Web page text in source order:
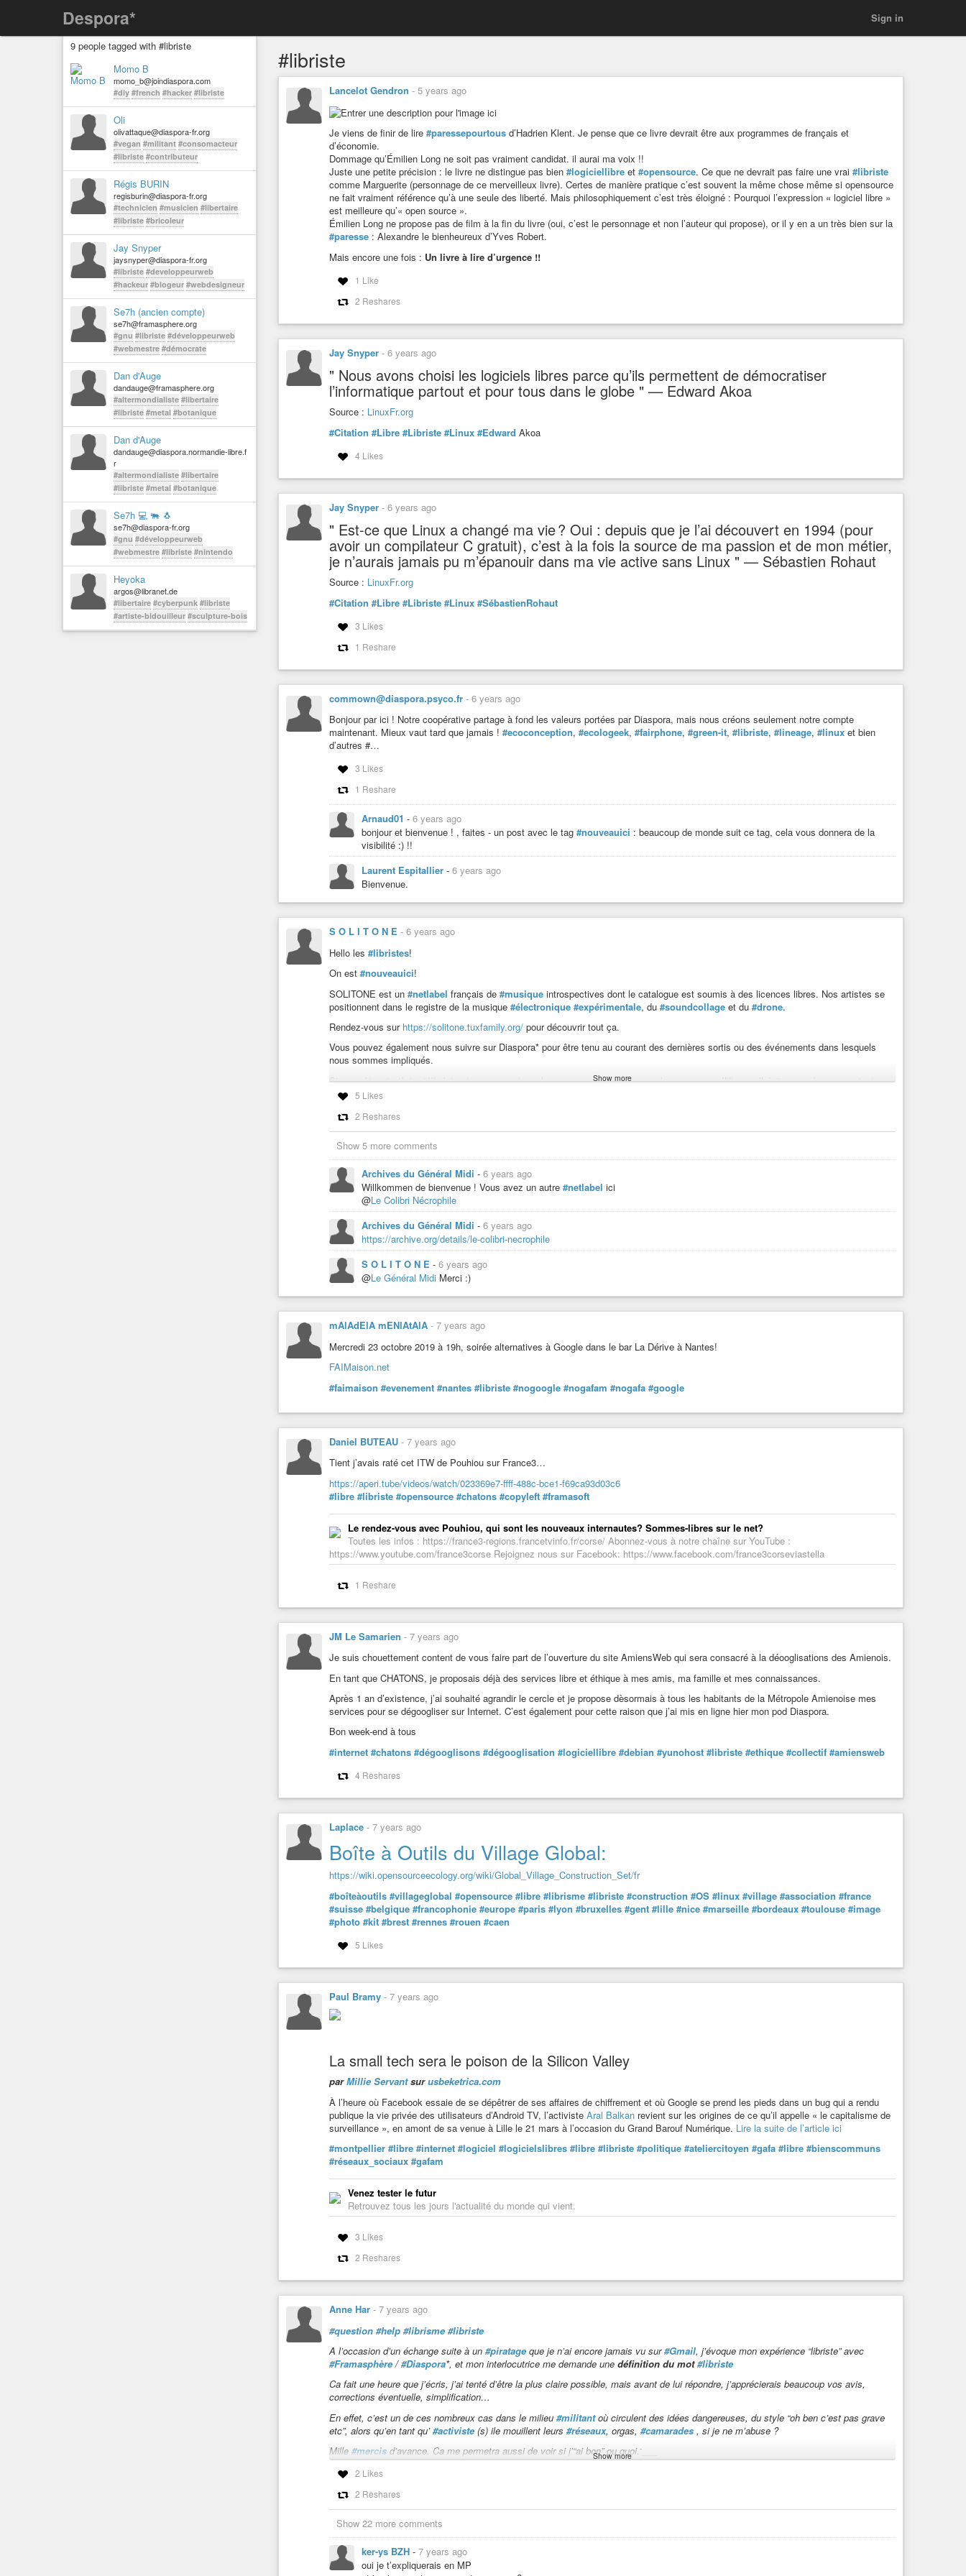
Despora* Sign in
9 people tagged with #libriste
Momo B
momo_b@joindiaspora.com
#diy #french #hacker #libriste
Oli
olivattaque@diaspora-fr.org
#vegan #militant #consomacteur
#libriste #contributeur
Régis BURIN
regisburin@diaspora-fr.org
#technicien #musicien #libertaire
#libriste #bricoleur
Jay Snyper
jaysnyper@diaspora-fr.org
#libriste #developpeurweb
#hackeur #blogeur #webdesigneur
Se7h (ancien compte)
se7h@framasphere.org
#gnu #libriste #développeurweb
#webmestre #démocrate
Dan d'Auge
dandauge@framasphere.org
#altermondialiste #libertaire
#libriste #metal #botanique
Dan d'Auge
dandauge@diaspora.normandie-libre.f
r
#altermondialiste #libertaire
#libriste #metal #botanique
Se7h 💻 🐃 🐧
se7h@diaspora-fr.org
#gnu #développeurweb
#webmestre #libriste #nintendo
Heyoka
argos@libranet.de
#libertaire #cyberpunk #libriste
#artiste-bidouilleur #sculpture-bois
#libriste
Lancelot Gendron - 5 years ago
Je viens de finir de lire #paressepourtous d’Hadrien Klent. Je pense que ce livre devrait être aux programmes de français et
d’économie.
Dommage qu’Émilien Long ne soit pas vraiment candidat. il aurai ma voix !!
Juste une petite précision : le livre ne distingue pas bien #logiciellibre et #opensource. Ce que ne devrait pas faire une vrai #libriste
comme Marguerite (personnage de ce merveilleux livre). Certes de manière pratique c’est souvent la même chose même si opensource
ne fait vraiment référence qu’à une seule des liberté. Mais philosophiquement c’est très éloigné : Pourquoi l’expression « logiciel libre »
est meilleure qu’« open source ».
Émilien Long ne propose pas de film à la fin du livre (oui, c’est le personnage et non l’auteur qui propose), or il y en a un très bien sur la
#paresse : Alexandre le bienheureux d’Yves Robert.
Mais encore une fois : Un livre à lire d’urgence !!
1 Like
2 Reshares
Jay Snyper - 6 years ago
" Nous avons choisi les logiciels libres parce qu’ils permettent de démocratiser
l’informatique partout et pour tous dans le globe " — Edward Akoa
Source : LinuxFr.org
#Citation #Libre #Libriste #Linux #Edward Akoa
4 Likes
Jay Snyper - 6 years ago
" Est‑ce que Linux a changé ma vie ? Oui : depuis que je l’ai découvert en 1994 (pour
avoir un compilateur C gratuit), c’est à la fois la source de ma passion et de mon métier,
je n’aurais jamais pu m’épanouir dans ma vie active sans Linux " — Sébastien Rohaut
Source : LinuxFr.org
#Citation #Libre #Libriste #Linux #SébastienRohaut
3 Likes
1 Reshare
commown@diaspora.psyco.fr - 6 years ago
Bonjour par ici ! Notre coopérative partage à fond les valeurs portées par Diaspora, mais nous créons seulement notre compte
maintenant. Mieux vaut tard que jamais ! #ecoconception, #ecologeek, #fairphone, #green-it, #libriste, #lineage, #linux et bien
d’autres #…
3 Likes
1 Reshare
Arnaud01 - 6 years ago
bonjour et bienvenue ! , faites - un post avec le tag #nouveauici : beaucoup de monde suit ce tag, cela vous donnera de la
visibilité :) !!
Laurent Espitallier - 6 years ago
Bienvenue.
S O L I T O N E - 6 years ago
Hello les #libristes!
On est #nouveauici!
SOLITONE est un #netlabel français de #musique introspectives dont le catalogue est soumis à des licences libres. Nos artistes se
positionnent dans le registre de la musique #électronique #expérimentale, du #soundcollage et du #drone.
Rendez-vous sur https://solitone.tuxfamily.org/ pour découvrir tout ça.
Vous pouvez également nous suivre sur Diaspora* pour être tenu au courant des dernières sortis ou des événements dans lesquels
nous sommes impliqués.
Si vous êtes#artiste,#libristeet que vous aimez les genres musicaux auxquels nous nous affilions, n’hésitez pas à nous contacter
pour nous proposer un album, et nous étudierons la question avec attention.
#plunderphonique #drone #ambient #experimental #electronic #fieldrecording #noise #freeculture #free #art #artlibre #freeart
#libre #culturelibre
Show more
5 Likes
2 Reshares
Show 5 more comments
Archives du Général Midi - 6 years ago
Willkommen de bienvenue ! Vous avez un autre #netlabel ici
@Le Colibri Nécrophile
Archives du Général Midi - 6 years ago
https://archive.org/details/le-colibri-necrophile
S O L I T O N E - 6 years ago
@Le Général Midi Merci :)
mAlAdElA mENlAtAlA - 7 years ago
Mercredi 23 octobre 2019 à 19h, soirée alternatives à Google dans le bar La Dérive à Nantes!
FAIMaison.net
#faimaison #evenement #nantes #libriste #nogoogle #nogafam #nogafa #google
Daniel BUTEAU - 7 years ago
Tient j’avais raté cet ITW de Pouhiou sur France3…
https://aperi.tube/videos/watch/023369e7-ffff-488c-bce1-f69ca93d03c6
#libre #libriste #opensource #chatons #copyleft #framasoft
Le rendez-vous avec Pouhiou, qui sont les nouveaux internautes? Sommes-libres sur le net?
Toutes les infos : https://france3-regions.francetvinfo.fr/corse/ Abonnez-vous à notre chaîne sur YouTube :
https://www.youtube.com/france3corse Rejoignez nous sur Facebook: https://www.facebook.com/france3corseviastella
1 Reshare
JM Le Samarien - 7 years ago
Je suis chouettement content de vous faire part de l’ouverture du site AmiensWeb qui sera consacré à la déooglisations des Amienois.
En tant que CHATONS, je proposais déjà des services libre et éthique à mes amis, ma famille et mes connaissances.
Après 1 an d’existence, j’ai souhaité agrandir le cercle et je propose dèsormais à tous les habitants de la Métropole Amienoise mes
services pour se dégoogliser sur Internet. C’est également pour cette raison que j’ai mis en ligne hier mon pod Diaspora.
Bon week-end à tous
#internet #chatons #dégooglisons #dégooglisation #logiciellibre #debian #yunohost #libriste #ethique #collectif #amiensweb
4 Reshares
Laplace - 7 years ago
Boîte à Outils du Village Global:
https://wiki.opensourceecology.org/wiki/Global_Village_Construction_Set/fr
#boîteàoutils #villageglobal #opensource #libre #librisme #libriste #construction #OS #linux #village #association #france
#suisse #belgique #francophonie #europe #paris #lyon #bruxelles #gent #lille #nice #marseille #bordeaux #toulouse #image
#photo #kit #brest #rennes #rouen #caen
5 Likes
Paul Bramy - 7 years ago
La small tech sera le poison de la Silicon Valley
parMillie Servantsurusbeketrica.com
À l’heure où Facebook essaie de se dépêtrer de ses affaires de chiffrement et où Google se prend les pieds dans un bug qui a rendu
publique la vie privée des utilisateurs d’Android TV, l’activiste Aral Balkan revient sur les origines de ce qu’il appelle « le capitalisme de
surveillance », en amont de sa venue à Lille le 21 mars à l’occasion du Grand Barouf Numérique. Lire la suite de l’article ici
#montpellier #libre #internet #logiciel #logicielslibres #libre #libriste #politique #ateliercitoyen #gafa #libre #bienscommuns
#réseaux_sociaux #gafam
Venez tester le futur
Retrouvez tous les jours l'actualité du monde qui vient.
3 Likes
2 Reshares
Anne Har - 7 years ago
#question #help #librisme #libriste
A l’occasion d’un échange suite à un #piratage que je n’ai encore jamais vu sur#Gmail, j’évoque mon expérience “libriste” avec
#Framasphère/#Diaspora*, et mon interlocutrice me demande une définition du mot#libriste
Ca fait une heure que j’écris, j’ai tenté d’être la plus claire possible, mais avant de lui répondre, j’apprécierais beaucoup vos avis,
corrections éventuelle, simplification…
En effet, c’est un de ces nombreux cas dans le milieu #militantoù circulent des idées dangereuses, du style “oh ben c’est pas grave
etc”, alors qu’en tant qu’#activiste (s) ile mouillent leurs #réseaux, orgas, #camarades , si je ne m’abuse ?
Mille #mercis d’avance. Ca me permetra aussi de voir si j’“ai bon” ou quoi.-
LIBRISTES :
Ce sont des gens qui sortent des logiciels, licences ou systèmes d’exploitation dits «propriétaires» qui trustent l’informatique grand
public :#Google,#Apple,#Facebook,#Amazon,#Microsoft, (#Youtube, etc), aussi appelés#GAFAM’s
https://en.wikipedia.org/wiki/Big_Four_tech_companies
docteur en maths : si tu veux laisser une appréciation sur Youtube par exemple, il faut avoir un compte Google et qu’il soit ouvert. Ca
s’appelle aussi, entre «libristes», comme le réseau
#dégoogelisation».
Show more
2 Likes
2 Reshares
Show 22 more comments
ker-ys BZH - 7 years ago
oui je t’expliquerais en MP